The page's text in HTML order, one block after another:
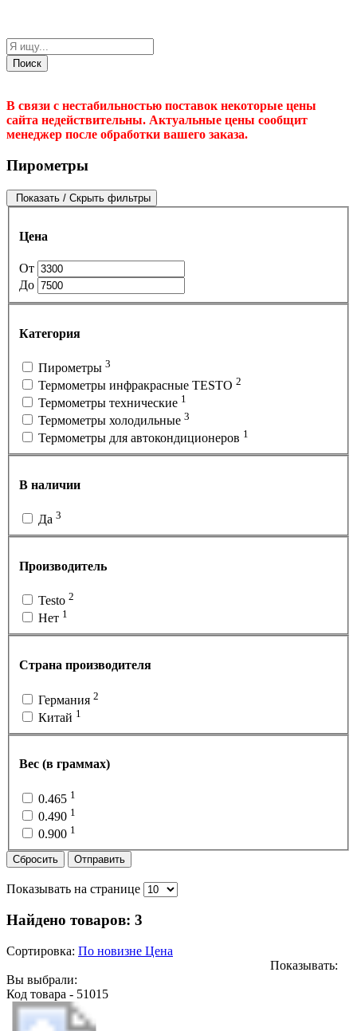
Поиск
В связи с нестабильностью поставок некоторые цены
сайта недействительны. Актуальные цены сообщит
менеджер после обработки вашего заказа.
Пирометры
Показать / Скрыть фильтры
Цена
От
До
Категория
Пирометры 3
Термометры инфракрасные TESTO 2
Термометры технические 1
Термометры холодильные 3
Термометры для автокондиционеров 1
В наличии
Да 3
Производитель
Testo 2
Нет 1
Страна производителя
Германия 2
Китай 1
Вес (в граммах)
0.465 1
0.490 1
0.900 1
Сбросить Отправить
Показывать на странице
Найдено товаров: 3
Сортировка: По новизне Цена
Показывать:
Вы выбрали:
Код товара - 51015